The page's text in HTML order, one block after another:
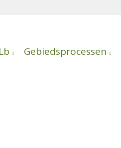
Gebiedsprocessen